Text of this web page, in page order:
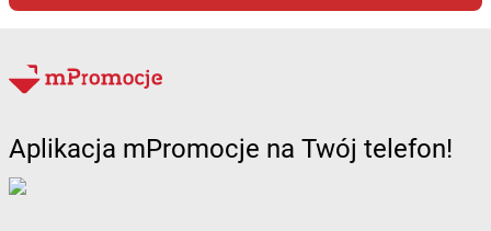
Aplikacja mPromocje na Twój telefon!